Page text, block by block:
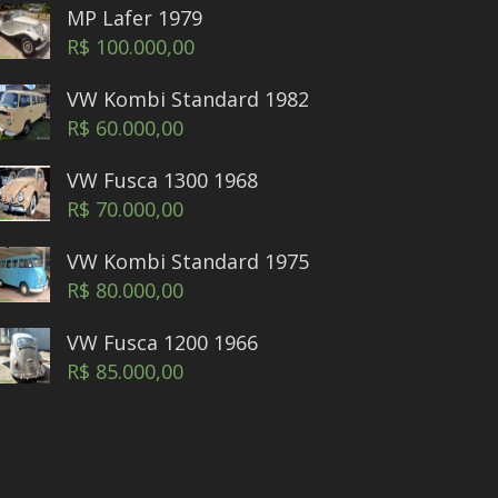
MP Lafer 1979
R$ 100.000,00
VW Kombi Standard 1982
R$ 60.000,00
VW Fusca 1300 1968
R$ 70.000,00
VW Kombi Standard 1975
R$ 80.000,00
VW Fusca 1200 1966
R$ 85.000,00